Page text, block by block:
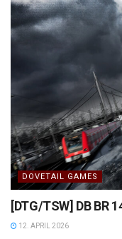
DOVETAIL GAMES
[DTG/TSW] DB BR
12. APRIL 2026